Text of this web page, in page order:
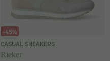
-45%
CASUAL SNEAKERS
Rieker